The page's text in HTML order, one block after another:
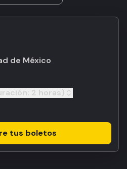
de México
2 horas)
tus boletos